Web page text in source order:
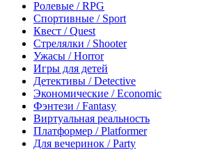
Ролевые / RPG
Спортивные / Sport
Квест / Quest
Стрелялки / Shooter
Ужасы / Horror
Игры для детей
Детективы / Detective
Экономические / Economic
Фэнтези / Fantasy
Виртуальная реальность
Платформер / Platformer
Для вечеринок / Party